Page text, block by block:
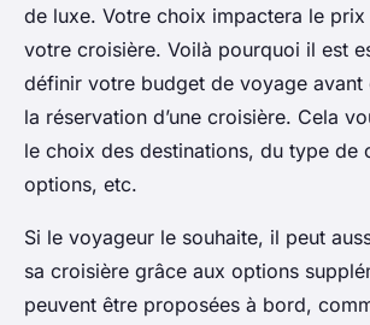
de luxe. Votre choix impactera le prix
votre croisière. Voilà pourquoi il est
définir votre budget de voyage avant
la réservation d’une croisière. Cela
le choix des destinations, du type de
options, etc.
Si le voyageur le souhaite, il peut
sa croisière grâce aux options
peuvent être proposées à bord,